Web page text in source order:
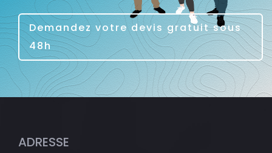
Demandez votre devis gratuit sous
48h
ADRESSE